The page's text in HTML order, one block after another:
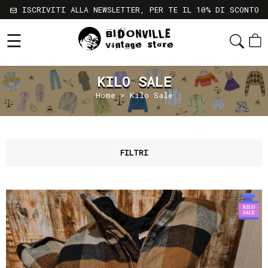
Shop
Chi
Siamo
Sostenibilità
Servizi
Newsletter
Termini
e
Condizioni
Spedizioni
ISCRIVITI ALLA NEWSLETTER, PER TE IL 10% DI SCONTO
☰
KILO SALE
Home> Kilo Sale
FILTRI